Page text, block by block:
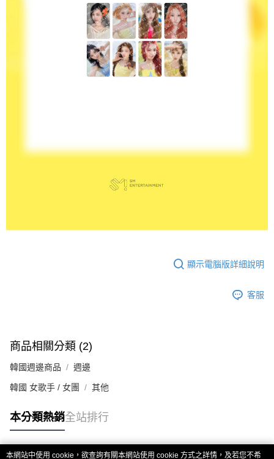
顯示電腦版詳細說明
客服
商品相關分類 (2)
韓國週邊商品 週邊
韓國 女歌手 / 女團 其他
本分類熱銷全站排行
本網站中使用 cookie，欲查詢有關本網站使用 cookie 方式之詳情，及若您不希